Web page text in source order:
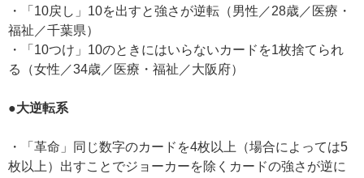
・「10戻し」10を出すと強さが逆転（男性／28歳／医療・
福祉／千葉県）
・「10つけ」10のときにはいらないカードを1枚捨てられ
る（女性／34歳／医療・福祉／大阪府）
●大逆転系
・「革命」同じ数字のカードを4枚以上（場合によっては5
枚以上）出すことでジョーカーを除くカードの強さが逆に